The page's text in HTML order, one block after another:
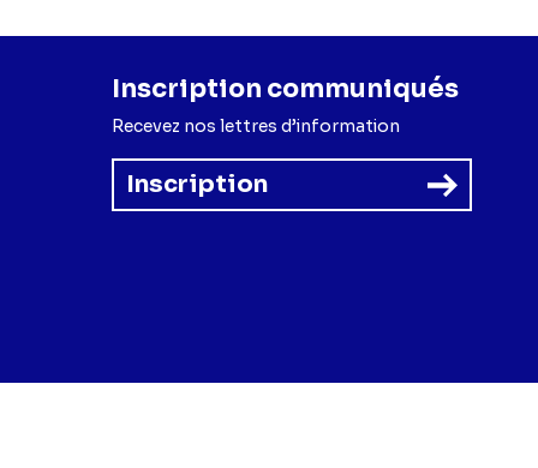
Inscription communiqués
Recevez nos lettres d’information
Inscription